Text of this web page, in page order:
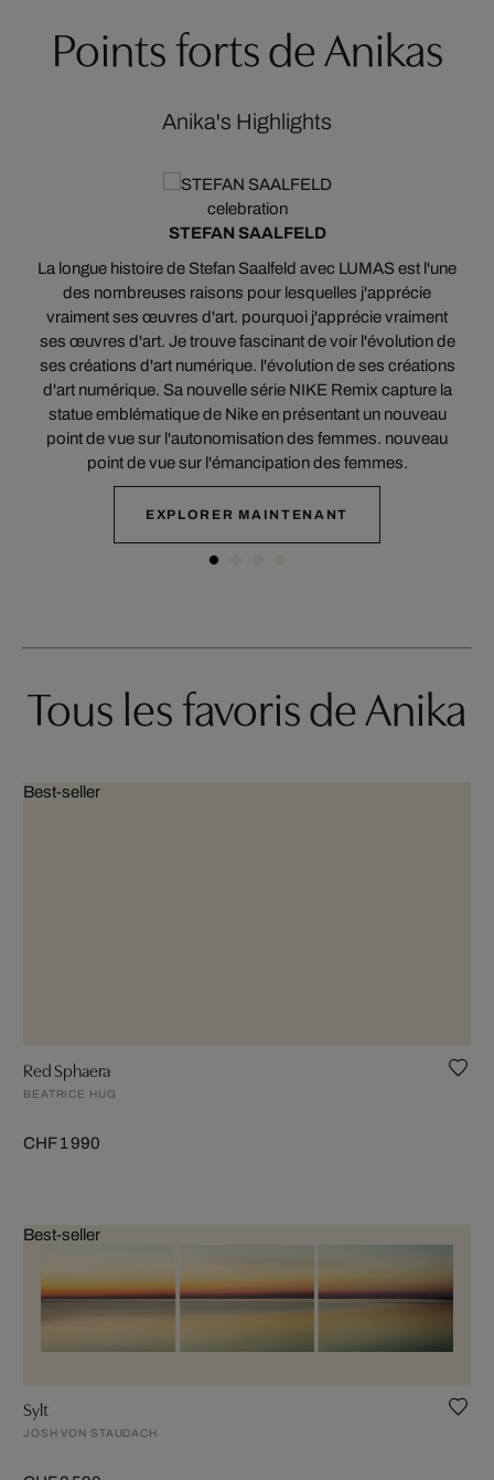
Points forts de Anikas
Anika's Highlights
celebration
STEFAN SAALFELD
La longue histoire de Stefan Saalfeld avec LUMAS est l'une
des nombreuses raisons pour lesquelles j'apprécie
vraiment ses œuvres d'art. pourquoi j'apprécie vraiment
ses œuvres d'art. Je trouve fascinant de voir l'évolution de
ses créations d'art numérique. l'évolution de ses créations
d'art numérique. Sa nouvelle série NIKE Remix capture la
statue emblématique de Nike en présentant un nouveau
point de vue sur l'autonomisation des femmes. nouveau
point de vue sur l'émancipation des femmes.
EXPLORER MAINTENANT
Tous les favoris de Anika
Best-seller
Red Sphaera
BEATRICE HUG
CHF 1 990
Best-seller
Sylt
JOSH VON STAUDACH